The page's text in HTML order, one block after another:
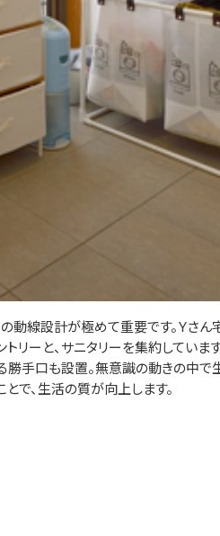
動線設計が極めて重要です。Ｙさん
リーと、サニタリーを集約していま
勝手口も設置。無意識の動きの中で
で、生活の質が向上します。